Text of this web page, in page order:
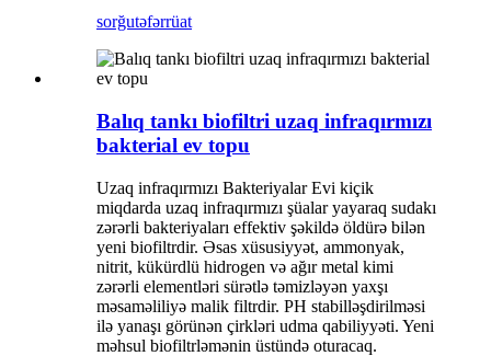
sorğutəfərrüat
Balıq tankı biofiltri uzaq infraqırmızı
bakterial ev topu
Uzaq infraqırmızı Bakteriyalar Evi kiçik
miqdarda uzaq infraqırmızı şüalar yayaraq sudakı
zərərli bakteriyaları effektiv şəkildə öldürə bilən
yeni biofiltrdir. Əsas xüsusiyyət, ammonyak,
nitrit, kükürdlü hidrogen və ağır metal kimi
zərərli elementləri sürətlə təmizləyən yaxşı
məsaməliliyə malik filtrdir. PH stabilləşdirilməsi
ilə yanaşı görünən çirkləri udma qabiliyyəti. Yeni
məhsul biofiltrləmənin üstündə oturacaq.